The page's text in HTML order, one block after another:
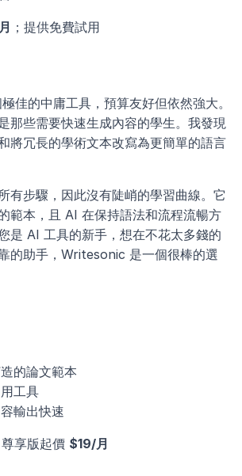
；提供免費試用
佳的中庸工具，預算友好但依然強大。
那些需要快速生成內容的學生。我發現
將冗長的學術文本改寫為更簡單的語言
有步驟，因此沒有陡峭的學習曲線。它
範本，且 AI 在保持語法和流程流暢方
是 AI 工具的新手，想在不花太多錢的
的助手，Writesonic 是一個很棒的選
的論文範本
工具
輸出快速
享版起價 $19/月